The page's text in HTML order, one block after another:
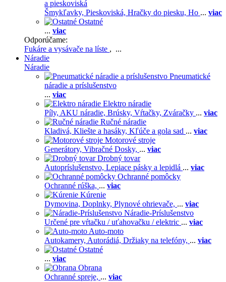
a pieskoviská
Šmykľavky, Pieskoviská, Hračky do piesku, Ho ... viac
Ostatné
... viac
Odporúčame:
Fukáre a vysávače na líste , ...
Náradie
Náradie
Pneumatické
náradie a príslušenstvo
... viac
Elektro náradie
Píly, AKU náradie, Brúsky, Vŕtačky, Zváračky ... viac
Ručné náradie
Kladivá, Kliešte a hasáky, Kľúče a gola sad ... viac
Motorové stroje
Generátory, Vibračné Dosky, ... viac
Drobný tovar
Autopríslušenstvo, Lepiace pásky a lepidlá ... viac
Ochranné pomôcky
Ochranné rúška, ... viac
Kúrenie
Dymovina, Doplnky, Plynové ohrievače, ... viac
Náradie-Príslušenstvo
Určené pre vŕtačku / uťahovačku / elektric ... viac
Auto-moto
Autokamery, Autorádiá, Držiaky na telefóny, ... viac
Ostatné
... viac
Obrana
Ochranné spreje, ... viac